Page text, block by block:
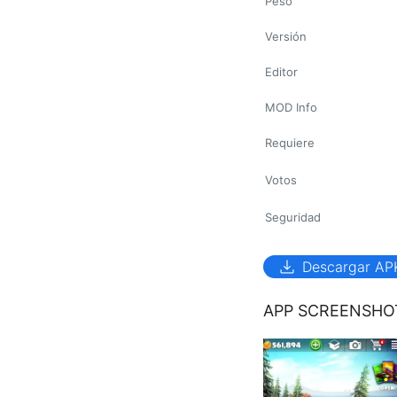
Versión
Editor
MOD Info
Requiere
Votos
Seguridad
download Descargar
APP